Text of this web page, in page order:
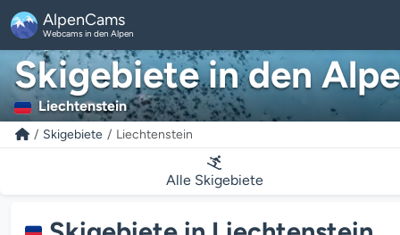
AlpenCams
Webcams in den Alpen
Skigebiete in den
Liechtenstein
Skigebiete Liechtenstein
Alle Skigebiete